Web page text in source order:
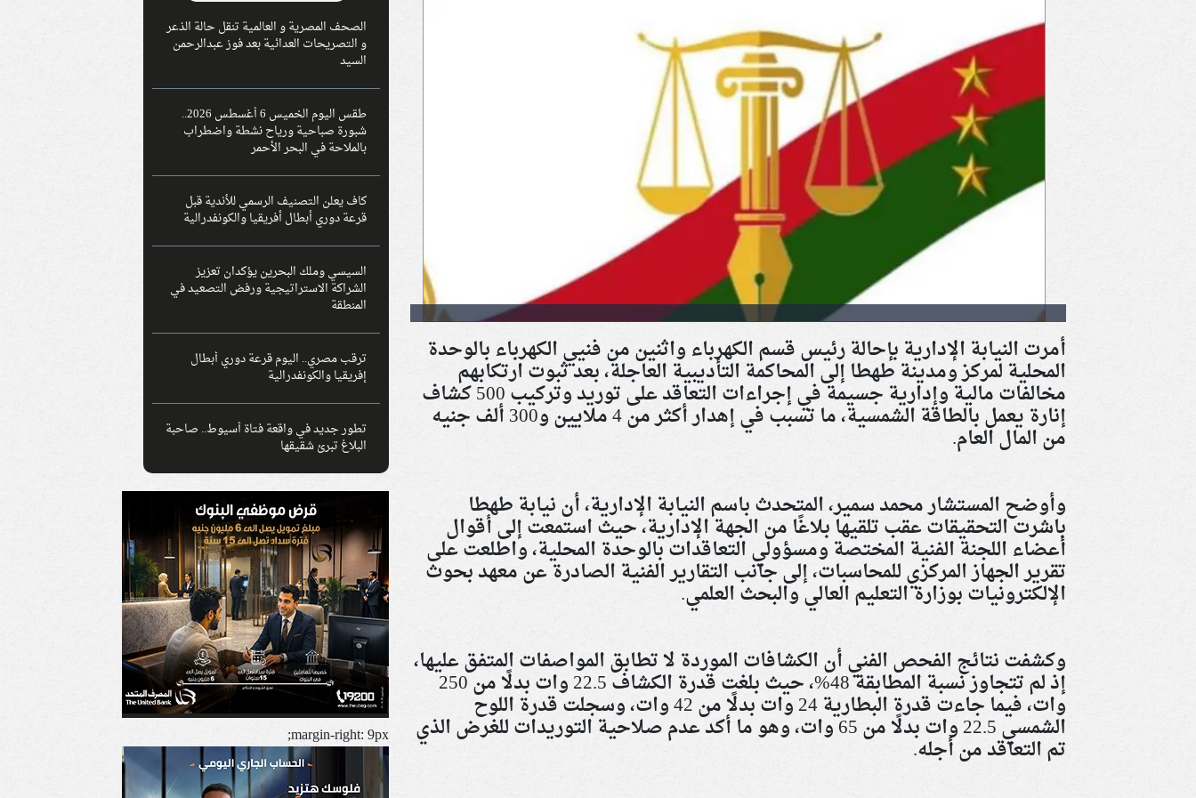
أمرت النيابة الإدارية بإحالة رئيس قسم الكهرباء واثنين من فنيي الكهرباء بالوحدة
المحلية لمركز ومدينة طهطا إلى المحاكمة التأديبية العاجلة، بعد ثبوت ارتكابهم
مخالفات مالية وإدارية جسيمة في إجراءات التعاقد على توريد وتركيب 500 كشاف
إنارة يعمل بالطاقة الشمسية، ما تسبب في إهدار أكثر من 4 ملايين و300 ألف جنيه
من المال العام.
وأوضح المستشار محمد سمير، المتحدث باسم النيابة الإدارية، أن نيابة طهطا
باشرت التحقيقات عقب تلقيها بلاغًا من الجهة الإدارية، حيث استمعت إلى أقوال
أعضاء اللجنة الفنية المختصة ومسؤولي التعاقدات بالوحدة المحلية، واطلعت على
تقرير الجهاز المركزي للمحاسبات، إلى جانب التقارير الفنية الصادرة عن معهد بحوث
الإلكترونيات بوزارة التعليم العالي والبحث العلمي.
وكشفت نتائج الفحص الفني أن الكشافات الموردة لا تطابق المواصفات المتفق عليها،
إذ لم تتجاوز نسبة المطابقة 48%، حيث بلغت قدرة الكشاف 22.5 وات بدلًا من 250
وات، فيما جاءت قدرة البطارية 24 وات بدلًا من 42 وات، وسجلت قدرة اللوح
الشمسي 22.5 وات بدلًا من 65 وات، وهو ما أكد عدم صلاحية التوريدات للغرض الذي
تم التعاقد من أجله.
الصحف المصرية و العالمية تنقل حالة الذعر
و التصريحات العدائية بعد فوز عبدالرحمن
السيد
طقس اليوم الخميس 6 أغسطس 2026..
شبورة صباحية ورياح نشطة واضطراب
بالملاحة في البحر الأحمر
كاف يعلن التصنيف الرسمي للأندية قبل
قرعة دوري أبطال أفريقيا والكونفدرالية
السيسي وملك البحرين يؤكدان تعزيز
الشراكة الاستراتيجية ورفض التصعيد في
المنطقة
ترقب مصري.. اليوم قرعة دوري أبطال
إفريقيا والكونفدرالية
تطور جديد في واقعة فتاة أسيوط.. صاحبة
البلاغ تبرئ شقيقها
margin-right: 9px;